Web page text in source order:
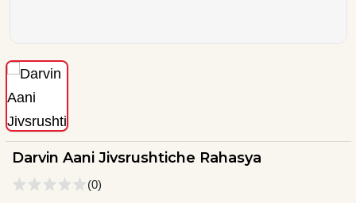
Darvin Aani Jivsrushtiche Rahasya
(0)